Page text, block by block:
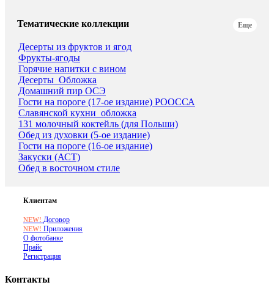
Тематические коллекции Еще
Десерты из фруктов и ягод
Фрукты-ягоды
Горячие напитки с вином
Десерты_Обложка
Домашний пир ОСЭ
Гости на пороге (17-ое издание) РООССА
Славянской кухни_обложка
131 молочный коктейль (для Польши)
Обед из духовки (5-ое издание)
Гости на пороге (16-ое издание)
Закуски (АСТ)
Обед в восточном стиле
Клиентам
NEW! Договор
NEW! Приложения
О фотобанке
Прайс
Регистрация
Контакты